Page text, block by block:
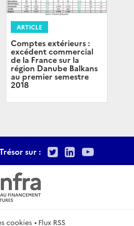
ARTICLE
Comptes extérieurs :
excédent commercial
de la France sur la
région Danube Balkans
au premier semestre
2018
sur : TwitterLinkedIn
Youtube
cookies Flux RSS